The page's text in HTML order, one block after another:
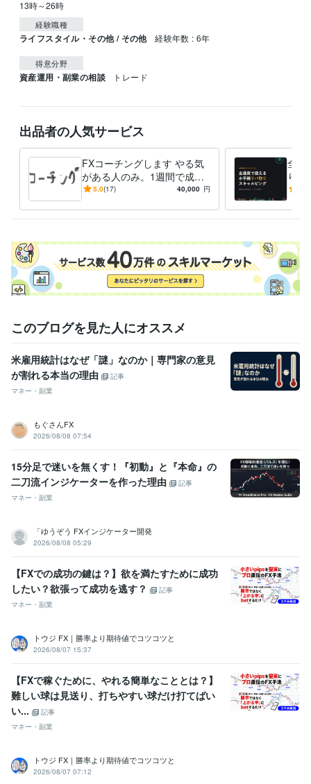
13時～26時
経験職種
ライフスタイル・その他 / その他 経験年数 : 6年
得意分野
資産運用・副業の相談 トレード
出品者の人気サービス
FXコーチングします やる気
がある人のみ。1週間で成長
しましょう！
5.0(17) 40,000 円
全通
り
誰で
このブログを見た人にオススメ
米雇用統計はなぜ「謎」なのか｜専門家の意見
が割れる本当の理由
記事
マネー・副業
もぐさんFX
2026/08/08 07:54
15分足で迷いを無くす！『初動』と『本命』の
二刀流インジケーターを作った理由
記事
マネー・副業
​「ゆうぞう FXインジケーター開発
2026/08/08 05:29
【FXでの成功の鍵は？】欲を満たすために成功
したい？欲張って成功を逃す？
記事
マネー・副業
トウジ FX｜勝率より期待値でコツコツと
2026/08/07 15:37
【FXで稼ぐために、やれる簡単なこととは？】
難しい球は見送り、打ちやすい球だけ打てばい
い...
記事
マネー・副業
トウジ FX｜勝率より期待値でコツコツと
2026/08/07 07:12